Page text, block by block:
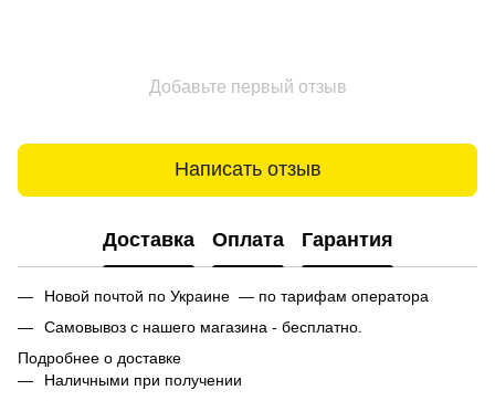
Добавьте первый отзыв
Написать отзыв
Доставка Оплата Гарантия
Новой почтой по Украине — по тарифам оператора
Самовывоз с нашего магазина - бесплатно.
Подробнее о доставке
Наличными при получении